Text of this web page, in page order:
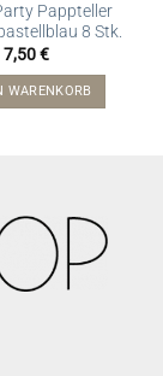
Pappteller
pastellblau 8 Stk.
7,50€
WARENKORB